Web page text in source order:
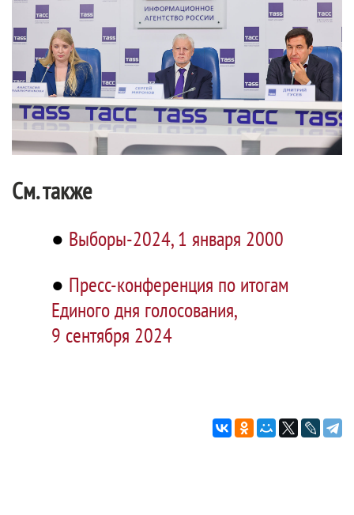
См. также
● Выборы-2024, 1 января 2000
● Пресс-конференция по итогам
Единого дня голосования,
9 сентября 2024